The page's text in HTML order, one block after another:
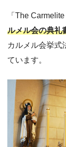
「The
ルメル会の典礼
カルメル会挙式
ています。